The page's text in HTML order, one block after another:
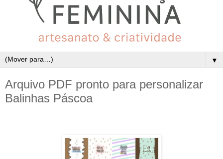
▼
Arquivo PDF pronto para personalizar
Balinhas Páscoa